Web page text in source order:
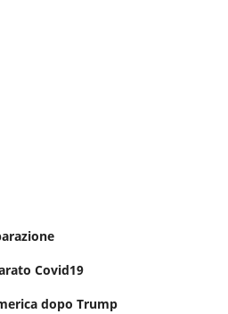
Covid19
dopo Trump